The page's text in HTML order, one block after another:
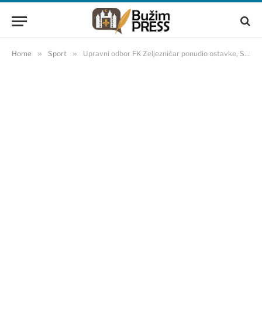
Home » Sport » Upravni odbor FK Željezničar ponudio ostavke, Skupština odlučuje